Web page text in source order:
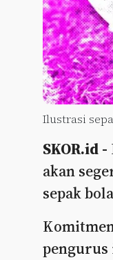
Ilustrasi
SKOR.id -
akan
sepak
pengurus